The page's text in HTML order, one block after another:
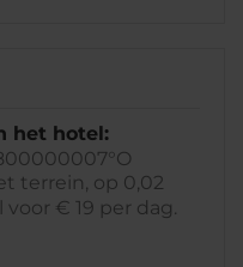
het hotel:
terrein, op 0,02
€ 19 per dag.